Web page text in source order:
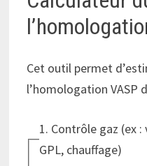
Cet outil permet
l’homologation VASP
1. Contrôle gaz (ex
GPL, chauffage)